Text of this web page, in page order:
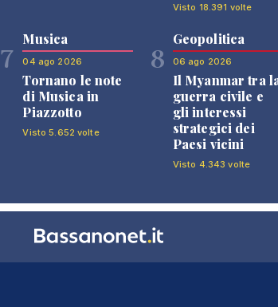
Visto 18.391 volte
7
Musica
04 ago 2026
Tornano le note
di Musica in
Piazzotto
Visto 5.652 volte
8
Geopolitica
06 ago 2026
Il Myanmar tra
guerra civile e
gli interessi
strategici dei
Paesi vicini
Visto 4.343 volte